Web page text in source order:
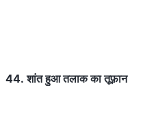
44. शांत हुआ तलाक का तूफ़ान